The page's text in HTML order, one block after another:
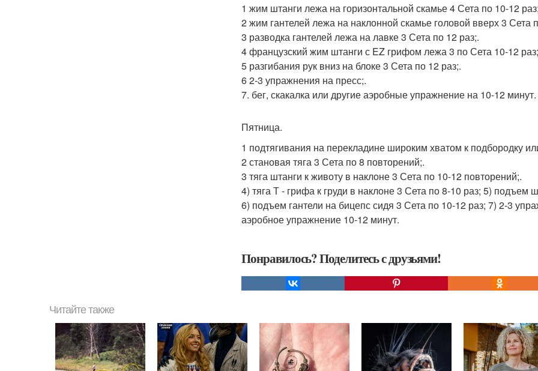
1 жим штанги лежа на горизонтальной скамье 4 Сета по 10-12
2 жим гантелей лежа на наклонной скамье головой вверх 3 Сета
3 разводка гантелей лежа на лавке 3 Сета по 12 раз;.
4 французский жим штанги с EZ грифом лежа 3 по Сета 10-12
5 разгибания рук вниз на блоке 3 Сета по 12 раз;.
6 2-3 упражнения на пресс;.
7. бег, скакалка или другие аэробные упражнение на 10-12 минут.
Пятница.
1 подтягивания на перекладине широким хватом к подбородку
2 становая тяга 3 Сета по 8 повторений;.
3 тяга штанги к животу в наклоне 3 Сета по 10-12 повторений;.
4) тяга Т - грифа к груди в наклоне 3 Сета по 8-10 раз; 5) подъем
6) подъем гантели на бицепс сидя 3 Сета по 10-12 раз; 7) 2-3
аэробное упражнение 10-12 минут.
Понравилось? Поделитесь с друзьями!
Читайте также